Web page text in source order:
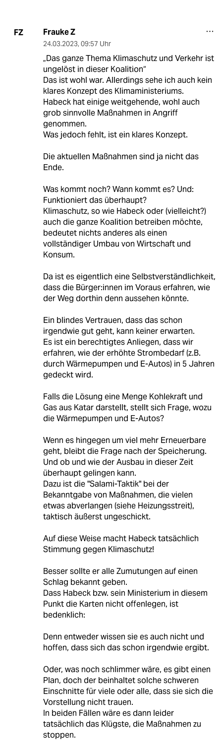
FZ Frauke Z
24.03.2023, 09:57 Uhr
„Das ganze Thema Klimaschutz und Verkehr ist
ungelöst in dieser Koalition“
Das ist wohl war. Allerdings sehe ich auch kein
klares Konzept des Klimaministeriums.
Habeck hat einige weitgehende, wohl auch
grob sinnvolle Maßnahmen in Angriff
genommen.
Was jedoch fehlt, ist ein klares Konzept.
Die aktuellen Maßnahmen sind ja nicht das
Ende.
Was kommt noch? Wann kommt es? Und:
Funktioniert das überhaupt?
Klimaschutz, so wie Habeck oder (vielleicht?)
auch die ganze Koalition betreiben möchte,
bedeutet nichts anderes als einen
vollständiger Umbau von Wirtschaft und
Konsum.
Da ist es eigentlich eine Selbstverständlichkeit,
dass die Bürger:innen im Voraus erfahren, wie
der Weg dorthin denn aussehen könnte.
Ein blindes Vertrauen, dass das schon
irgendwie gut geht, kann keiner erwarten.
Es ist ein berechtigtes Anliegen, dass wir
erfahren, wie der erhöhte Strombedarf (z.B.
durch Wärmepumpen und E-Autos) in 5 Jahren
gedeckt wird.
Falls die Lösung eine Menge Kohlekraft und
Gas aus Katar darstellt, stellt sich Frage, wozu
die Wärmepumpen und E-Autos?
Wenn es hingegen um viel mehr Erneuerbare
geht, bleibt die Frage nach der Speicherung.
Und ob und wie der Ausbau in dieser Zeit
überhaupt gelingen kann.
Dazu ist die "Salami-Taktik" bei der
Bekanntgabe von Maßnahmen, die vielen
etwas abverlangen (siehe Heizungsstreit),
taktisch äußerst ungeschickt.
Auf diese Weise macht Habeck tatsächlich
Stimmung gegen Klimaschutz!
Besser sollte er alle Zumutungen auf einen
Schlag bekannt geben.
Dass Habeck bzw. sein Ministerium in diesem
Punkt die Karten nicht offenlegen, ist
bedenklich:
Denn entweder wissen sie es auch nicht und
hoffen, dass sich das schon irgendwie ergibt.
Oder, was noch schlimmer wäre, es gibt einen
Plan, doch der beinhaltet solche schweren
Einschnitte für viele oder alle, dass sie sich die
Vorstellung nicht trauen.
In beiden Fällen wäre es dann leider
tatsächlich das Klügste, die Maßnahmen zu
stoppen.